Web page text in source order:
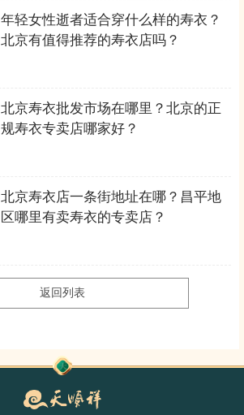
年轻女性逝者适合穿什么样的寿衣？
北京有值得推荐的寿衣店吗？
北京寿衣批发市场在哪里？北京的正
规寿衣专卖店哪家好？
北京寿衣店一条街地址在哪？昌平地
区哪里有卖寿衣的专卖店？
返回列表